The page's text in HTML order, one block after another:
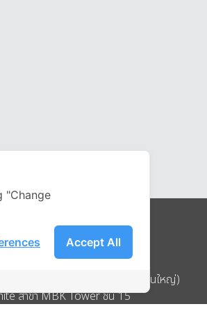
ษัท อิกไนท์ เอ สตาร์ จำกัด (สำนักงานใหญ่)
สาขา MBK Tower ชั้น 15
"Change
Accept All